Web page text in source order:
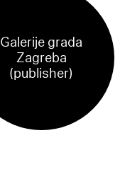
Galerije grada
Zagreba
(publisher)